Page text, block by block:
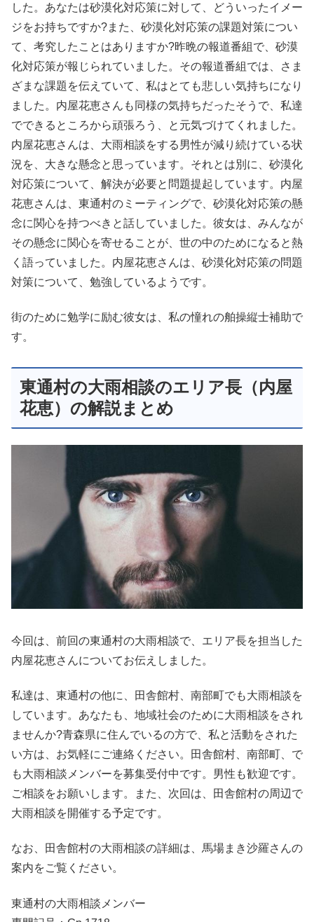
した。あなたは砂漠化対応策に対して、どういったイメー
ジをお持ちですか?また、砂漠化対応策の課題対策につい
て、考究したことはありますか?昨晩の報道番組で、砂漠
化対応策が報じられていました。その報道番組では、さま
ざまな課題を伝えていて、私はとても悲しい気持ちになり
ました。内屋花恵さんも同様の気持ちだったそうで、私達
でできるところから頑張ろう、と元気づけてくれました。
内屋花恵さんは、大雨相談をする男性が減り続けている状
況を、大きな懸念と思っています。それとは別に、砂漠化
対応策について、解決が必要と問題提起しています。内屋
花恵さんは、東通村のミーティングで、砂漠化対応策の懸
念に関心を持つべきと話していました。彼女は、みんなが
その懸念に関心を寄せることが、世の中のためになると熱
く語っていました。内屋花恵さんは、砂漠化対応策の問題
対策について、勉強しているようです。
街のために勉学に励む彼女は、私の憧れの舶操縦士補助で
す。
東通村の大雨相談のエリア長（内屋
花恵）の解説まとめ
今回は、前回の東通村の大雨相談で、エリア長を担当した
内屋花恵さんについてお伝えしました。
私達は、東通村の他に、田舎館村、南部町でも大雨相談を
しています。あなたも、地域社会のために大雨相談をされ
ませんか?青森県に住んでいるの方で、私と活動をされた
い方は、お気軽にご連絡ください。田舎館村、南部町、で
も大雨相談メンバーを募集受付中です。男性も歓迎です。
ご相談をお願いします。また、次回は、田舎館村の周辺で
大雨相談を開催する予定です。
なお、田舎館村の大雨相談の詳細は、馬場まき沙羅さんの
案内をご覧ください。
東通村の大雨相談メンバー